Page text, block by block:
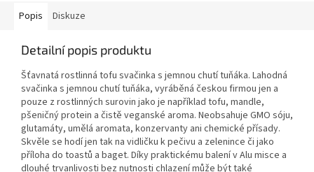
Popis Diskuze
Detailní popis produktu
Šťavnatá rostlinná tofu svačinka s jemnou chutí tuňáka. Lahodná
svačinka s jemnou chutí tuňáka, vyráběná českou firmou jen a
pouze z rostlinných surovin jako je například tofu, mandle,
pšeničný protein a čistě veganské aroma. Neobsahuje GMO sóju,
glutamáty, umělá aromata, konzervanty ani chemické přísady.
Skvěle se hodí jen tak na vidličku k pečivu a zelenince či jako
příloha do toastů a baget. Díky praktickému balení v Alu misce a
dlouhé trvanlivosti bez nutnosti chlazení může být také